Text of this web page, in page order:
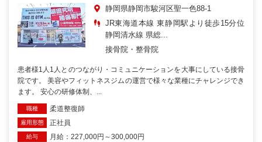
静岡県静岡市駿河区聖一色88-1
JR東海道本線 東静岡駅より徒歩15分位
静岡清水線 県総...
接骨院・整骨院
患者様1人1人とのつながり・コミュニケーションを大事にしている接骨
院です。 美容やフィットネスジムの運営で様々な業種にチャレンジでき
ます。 安心の研修体制、...
職種 柔道整復師
雇用形態 正社員
給与 月給：227,000円～300,000円